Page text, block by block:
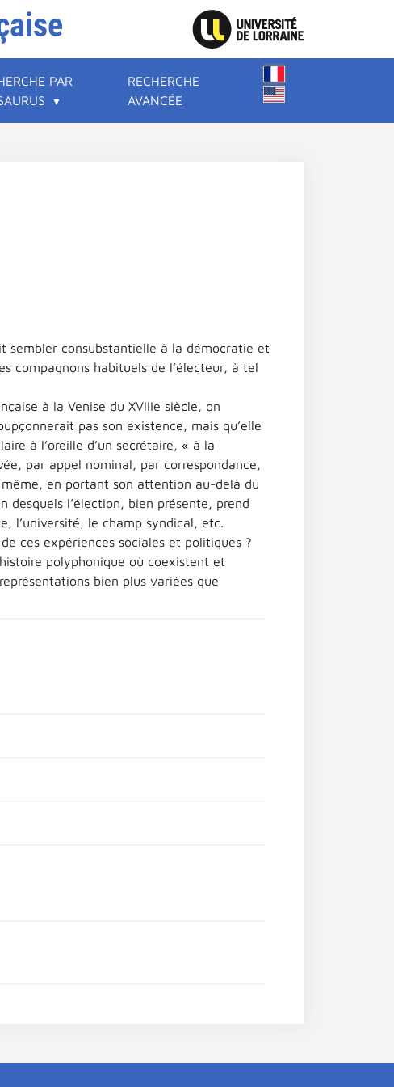
PAR
RECHERCHE
AVANCÉE
sembler consubstantielle à la démocratie et
compagnons habituels de l’électeur, à tel
à la Venise du XVIIIe siècle, on
pas son existence, mais qu’elle
à l’oreille d’un secrétaire, « à la
par appel nominal, par correspondance,
en portant son attention au-delà du
desquels l’élection, bien présente, prend
l’université, le champ syndical, etc.
ces expériences sociales et politiques ?
polyphonique où coexistent et
bien plus variées que